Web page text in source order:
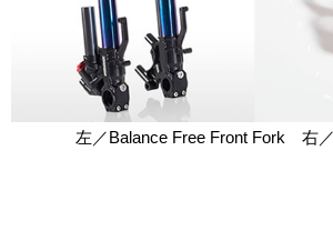
左／Balance Free Front Fork 右